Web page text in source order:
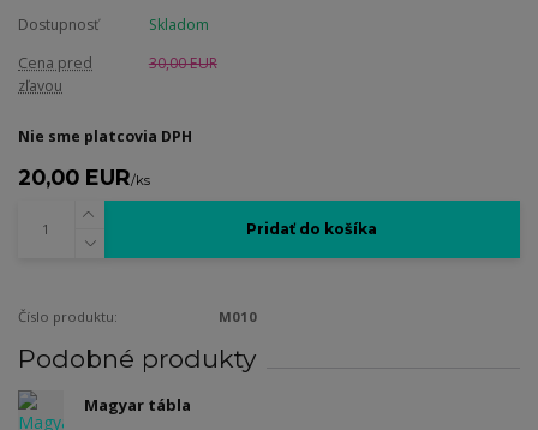
Dostupnosť
Skladom
Cena pred
zľavou
30,00 EUR
Nie sme platcovia DPH
20,00 EUR/ks
Pridať do košíka
Číslo produktu: M010
Podobné produkty
Magyar tábla